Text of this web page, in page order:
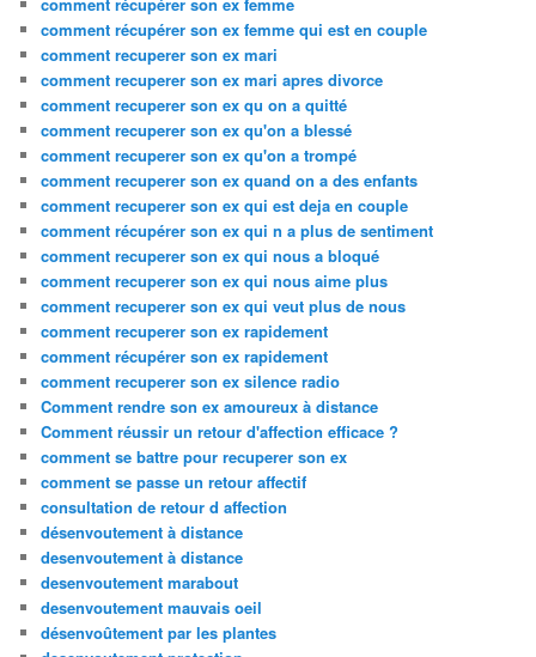
comment récupérer son ex femme qui est en couple
comment recuperer son ex mari
comment recuperer son ex mari apres divorce
comment recuperer son ex qu on a quitté
comment recuperer son ex qu'on a blessé
comment recuperer son ex qu'on a trompé
comment recuperer son ex quand on a des enfants
comment recuperer son ex qui est deja en couple
comment récupérer son ex qui n a plus de sentiment
comment recuperer son ex qui nous a bloqué
comment recuperer son ex qui nous aime plus
comment recuperer son ex qui veut plus de nous
comment recuperer son ex rapidement
comment récupérer son ex rapidement
comment recuperer son ex silence radio
Comment rendre son ex amoureux à distance
Comment réussir un retour d'affection efficace ?
comment se battre pour recuperer son ex
comment se passe un retour affectif
consultation de retour d affection
désenvoutement à distance
desenvoutement à distance
desenvoutement marabout
desenvoutement mauvais oeil
désenvoûtement par les plantes